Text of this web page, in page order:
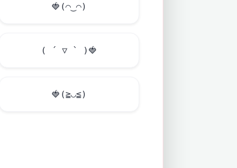
🍓 (⌒‿⌒)
( ´ ▽ ` ) 🍓
🍓 (≧◡≦)